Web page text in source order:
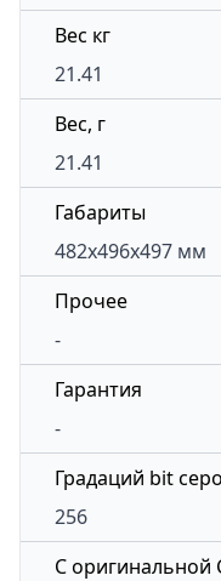
Вес кг
21.41
Вес, г
21.41
Габариты
482x496x497 мм
Прочее
-
Гарантия
-
Градаций bit
256
С